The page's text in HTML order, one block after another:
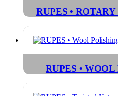
RUPES •
RUPES •